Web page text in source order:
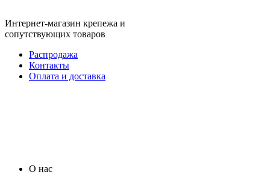
Интернет-магазин крепежа и
сопутствующих товаров
Распродажа
Контакты
Оплата и доставка
О нас